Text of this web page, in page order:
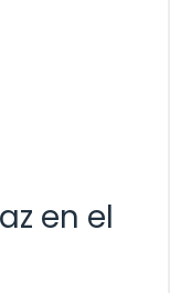
en el